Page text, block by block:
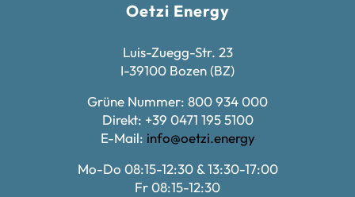
Oetzi Energy
Luis-Zuegg-Str. 23
I-39100 Bozen (BZ)
Grüne Nummer: 800 934 000
Direkt: +39 0471 195 5100
E-Mail: info@oetzi.energy
Mo-Do 08:15-12:30 & 13:30-17:00
Fr 08:15-12:30